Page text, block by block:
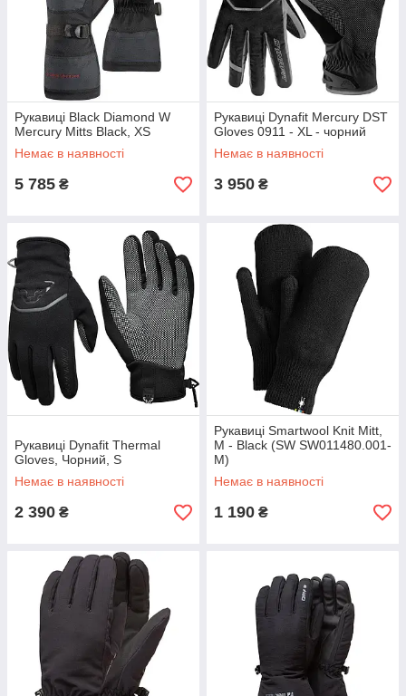
Рукавиці Black Diamond W
Mercury Mitts Black, XS
Немає в наявності
5 785 ₴
Рукавиці Dynafit Mercury DST
Gloves 0911 - XL - чорний
Немає в наявності
3 950 ₴
Рукавиці Dynafit Thermal
Gloves, Чорний, S
Немає в наявності
2 390 ₴
Рукавиці Smartwool Knit Mitt,
M - Black (SW SW011480.001-
M)
Немає в наявності
1 190 ₴